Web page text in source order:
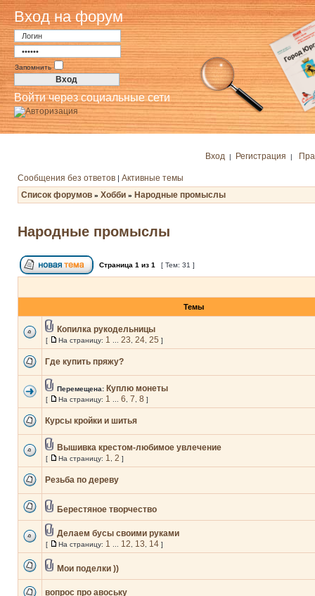
Вход на форум
Запомнить
Войти через социальные сети
Вход | Регистрация |
Сообщения без ответов | Активные темы
Список форумов » Хобби » Народные промыслы
Народные промыслы
Страница 1 из 1 [ Тем: 31 ]
Темы
Копилка рукодельницы
[ На страницу: 1 23 24 25 ]
Где купить пряжу?
Перемещена: Куплю монеты
[ На страницу: 1 6 7 8 ]
Курсы кройки и шитья
Вышивка крестом-любимое увлечение
[ На страницу: 1 2 ]
Резьба по дереву
Берестяное творчество
Делаем бусы своими руками
[ На страницу: 1 12 13 14 ]
Мои поделки ))
вопрос про авоську